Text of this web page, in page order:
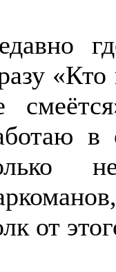
«Кто
в
от